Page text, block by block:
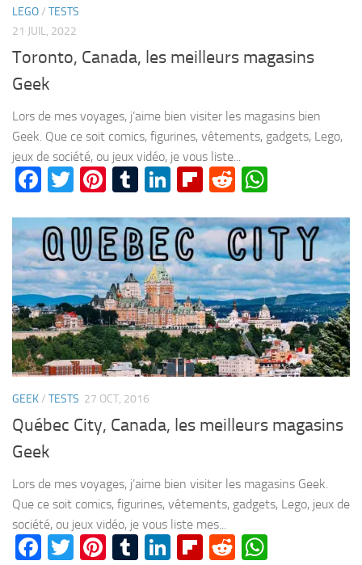
LEGO/ TESTS
21 JUIL, 2022
Toronto, Canada, les meilleurs magasins
Geek
Lors de mes voyages, j’aime bien visiter les magasins bien
Geek. Que ce soit comics, figurines, vêtements, gadgets, Lego,
jeux de société, ou jeux vidéo, je vous liste...
Facebook
Twitter
Pinterest
Tumblr
LinkedIn
Flipboard
Reddit
GEEK/ TESTS 27 OCT, 2016
Québec City, Canada, les meilleurs magasins
Geek
Lors de mes voyages, j’aime bien visiter les magasins Geek.
Que ce soit comics, figurines, vêtements, gadgets, Lego, jeux de
société, ou jeux vidéo, je vous liste mes...
Facebook
Twitter
Pinterest
Tumblr
LinkedIn
Flipboard
Reddit